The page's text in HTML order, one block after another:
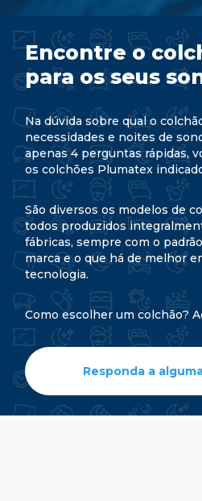
Encontre o
para os seus
Na dúvida sobre qual o
necessidades e noites de
apenas 4 perguntas rápidas,
os colchões Plumatex
São diversos os modelos de
todos produzidos
fábricas, sempre com o
marca e o que há de melhor
tecnologia.
Como escolher um colchão?
Responda a